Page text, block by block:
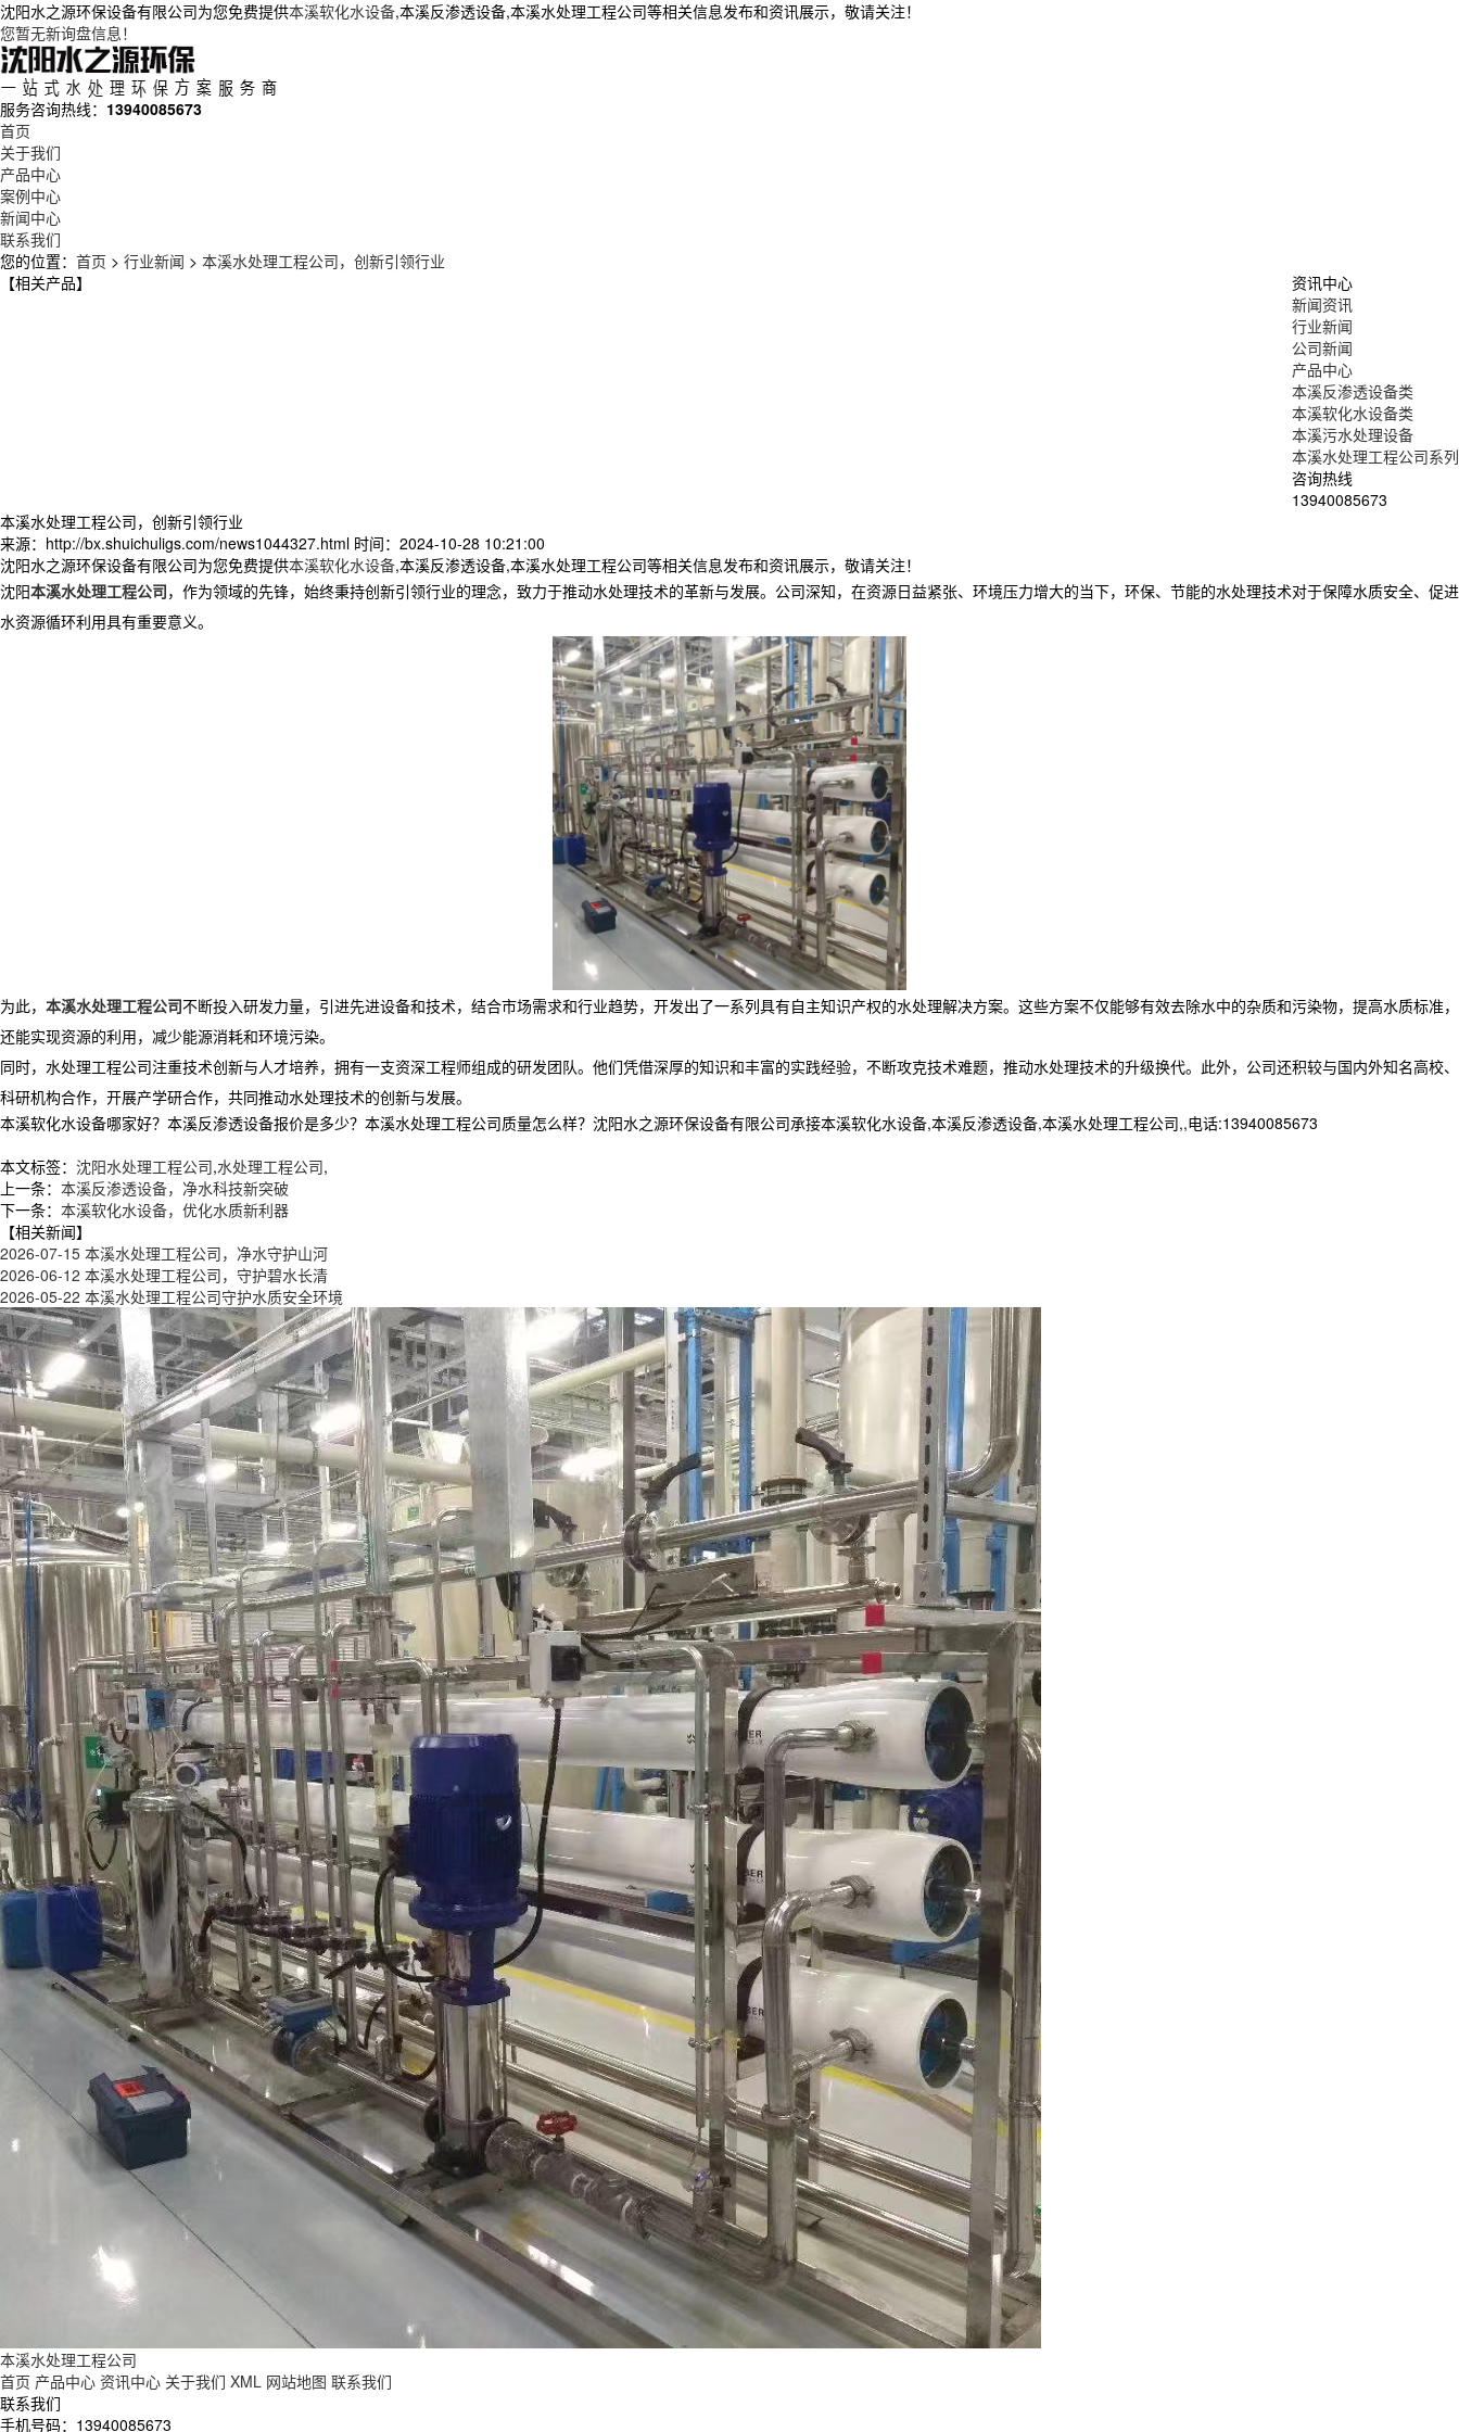
沈阳水之源环保设备有限公司为您免费提供本溪软化水设备,本溪反渗透设备,本溪水处理工程公司等相关信息发布和资讯展示，敬请关注！
您暂无新询盘信息！
服务咨询热线： 13940085673
首页
关于我们
产品中心
案例中心
新闻中心
联系我们
您的位置： 首页 > 行业新闻 > 本溪水处理工程公司，创新引领行业
资讯中心
新闻资讯
行业新闻
公司新闻
产品中心
本溪反渗透设备类
本溪软化水设备类
本溪污水处理设备
本溪水处理工程公司系列
咨询热线
13940085673
本溪水处理工程公司，创新引领行业
来源：http://bx.shuichuligs.com/news1044327.html 时间：2024-10-28 10:21:00
沈阳水之源环保设备有限公司为您免费提供本溪软化水设备,本溪反渗透设备,本溪水处理工程公司等相关信息发布和资讯展示，敬请关注！
沈阳本溪水处理工程公司，作为领域的先锋，始终秉持创新引领行业的理念，致力于推动水处理技术的革新与发展。公司深知，在资源日益紧张、环境压力增大的当下，环保、节能的水处理技术对于保障水质安全、促进
水资源循环利用具有重要意义。
为此， 本溪水处理工程公司不断投入研发力量，引进先进设备和技术，结合市场需求和行业趋势，开发出了一系列具有自主知识产权的水处理解决方案。这些方案不仅能够有效去除水中的杂质和污染物，提高水质标准，
还能实现资源的利用，减少能源消耗和环境污染。
同时，水处理工程公司注重技术创新与人才培养，拥有一支资深工程师组成的研发团队。他们凭借深厚的知识和丰富的实践经验，不断攻克技术难题，推动水处理技术的升级换代。此外，公司还积较与国内外知名高校、
科研机构合作，开展产学研合作，共同推动水处理技术的创新与发展。
本溪软化水设备哪家好？本溪反渗透设备报价是多少？本溪水处理工程公司质量怎么样？沈阳水之源环保设备有限公司承接本溪软化水设备,本溪反渗透设备,本溪水处理工程公司,,电话:13940085673
本文标签： 沈阳水处理工程公司,水处理工程公司,
上一条： 本溪反渗透设备，净水科技新突破
下一条： 本溪软化水设备，优化水质新利器
【相关新闻】
2026-07-15 本溪水处理工程公司，净水守护山河
2026-06-12 本溪水处理工程公司，守护碧水长清
2026-05-22 本溪水处理工程公司守护水质安全环境
【相关产品】
本溪水处理工程公司
首页 产品中心 资讯中心 关于我们 XML 网站地图 联系我们
联系我们
手机号码：13940085673